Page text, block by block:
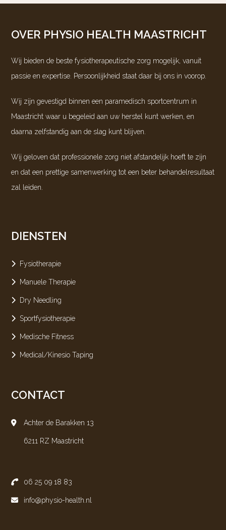
OVER PHYSIO HEALTH MAASTRICHT
Wij bieden de beste fysiotherapeutische zorg mogelijk, vanuit
passie en expertise. Persoonlijkheid staat daar bij ons in voorop.
Wij zijn gevestigd binnen een paramedisch sportcentrum in
Maastricht waar u begeleid aan uw herstel kunt werken, en
daarna zelfstandig aan de slag kunt blijven.
Wij geloven dat professionele zorg niet afstandelijk hoeft te zijn
en dat een prettige samenwerking tot een beter behandelresultaat
zal leiden.
DIENSTEN
Fysiotherapie
Manuele Therapie
Dry Needling
Sportfysiotherapie
Medische Fitness
Medical/Kinesio Taping
CONTACT
Achter de Barakken 13
6211 RZ Maastricht
06 25 09 18 83
info@physio-health.nl